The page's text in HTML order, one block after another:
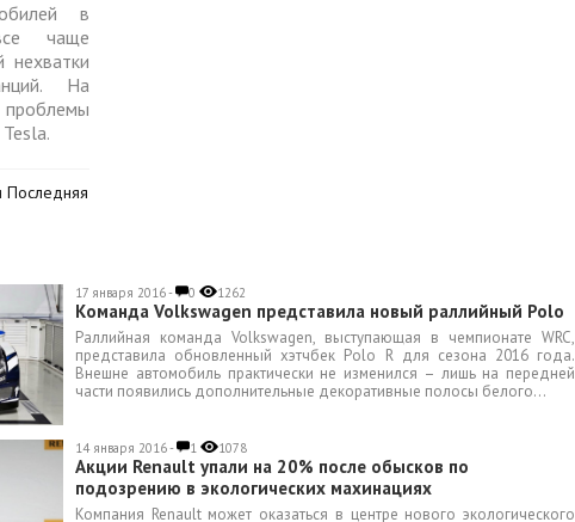
в
чаще
нехватки
На
17 января 2016 - 0 1262
Команда Volkswagen представила новый раллийный Polo
Раллийная команда Volkswagen, выступающая в чемпионате WRC,
представила обновленный хэтчбек Polo R для сезона 2016 года.
Внешне автомобиль практически не изменился – лишь на передней
части появились дополнительные декоративные полосы белого...
14 января 2016 - 1 1078
Акции Renault упали на 20% после обысков по
подозрению в экологических махинациях
Компания Renault может оказаться в центре нового экологического